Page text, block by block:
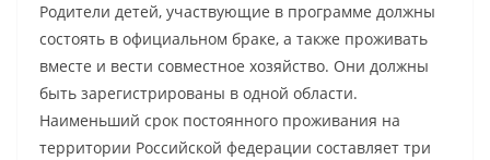
Родители детей, участвующие в программе должны
состоять в официальном браке, а также проживать
вместе и вести совместное хозяйство. Они должны
быть зарегистрированы в одной области.
Наименьший срок постоянного проживания на
территории Российской федерации составляет три